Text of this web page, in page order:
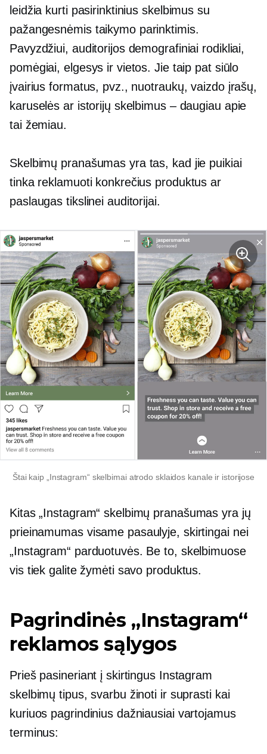
leidžia kurti pasirinktinius skelbimus su
pažangesnėmis taikymo parinktimis.
Pavyzdžiui, auditorijos demografiniai rodikliai,
pomėgiai, elgesys ir vietos. Jie taip pat siūlo
įvairius formatus, pvz., nuotraukų, vaizdo įrašų,
karuselės ar istorijų skelbimus – daugiau apie
tai žemiau.
Skelbimų pranašumas yra tas, kad jie puikiai
tinka reklamuoti konkrečius produktus ar
paslaugas tikslinei auditorijai.
Štai kaip „Instagram“ skelbimai atrodo sklaidos kanale ir istorijose
Kitas „Instagram“ skelbimų pranašumas yra jų
prieinamumas visame pasaulyje, skirtingai nei
„Instagram“ parduotuvės. Be to, skelbimuose
vis tiek galite žymėti savo produktus.
Pagrindinės „Instagram“
reklamos sąlygos
Prieš pasineriant į skirtingus Instagram
skelbimų tipus, svarbu žinoti ir suprasti kai
kuriuos pagrindinius dažniausiai vartojamus
terminus: